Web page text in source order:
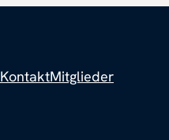
KontaktMitglieder